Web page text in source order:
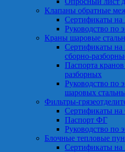
Клапаны обратные
Сертификаты
Руководство по
Краны шаровые
Сертификаты на
сборно-
Паспорта
разборных
Руководство по
шаровых
Фильтры-
Сертификаты
Паспорт ФГ
Руководство по
Блочные тепловые
Сертификаты